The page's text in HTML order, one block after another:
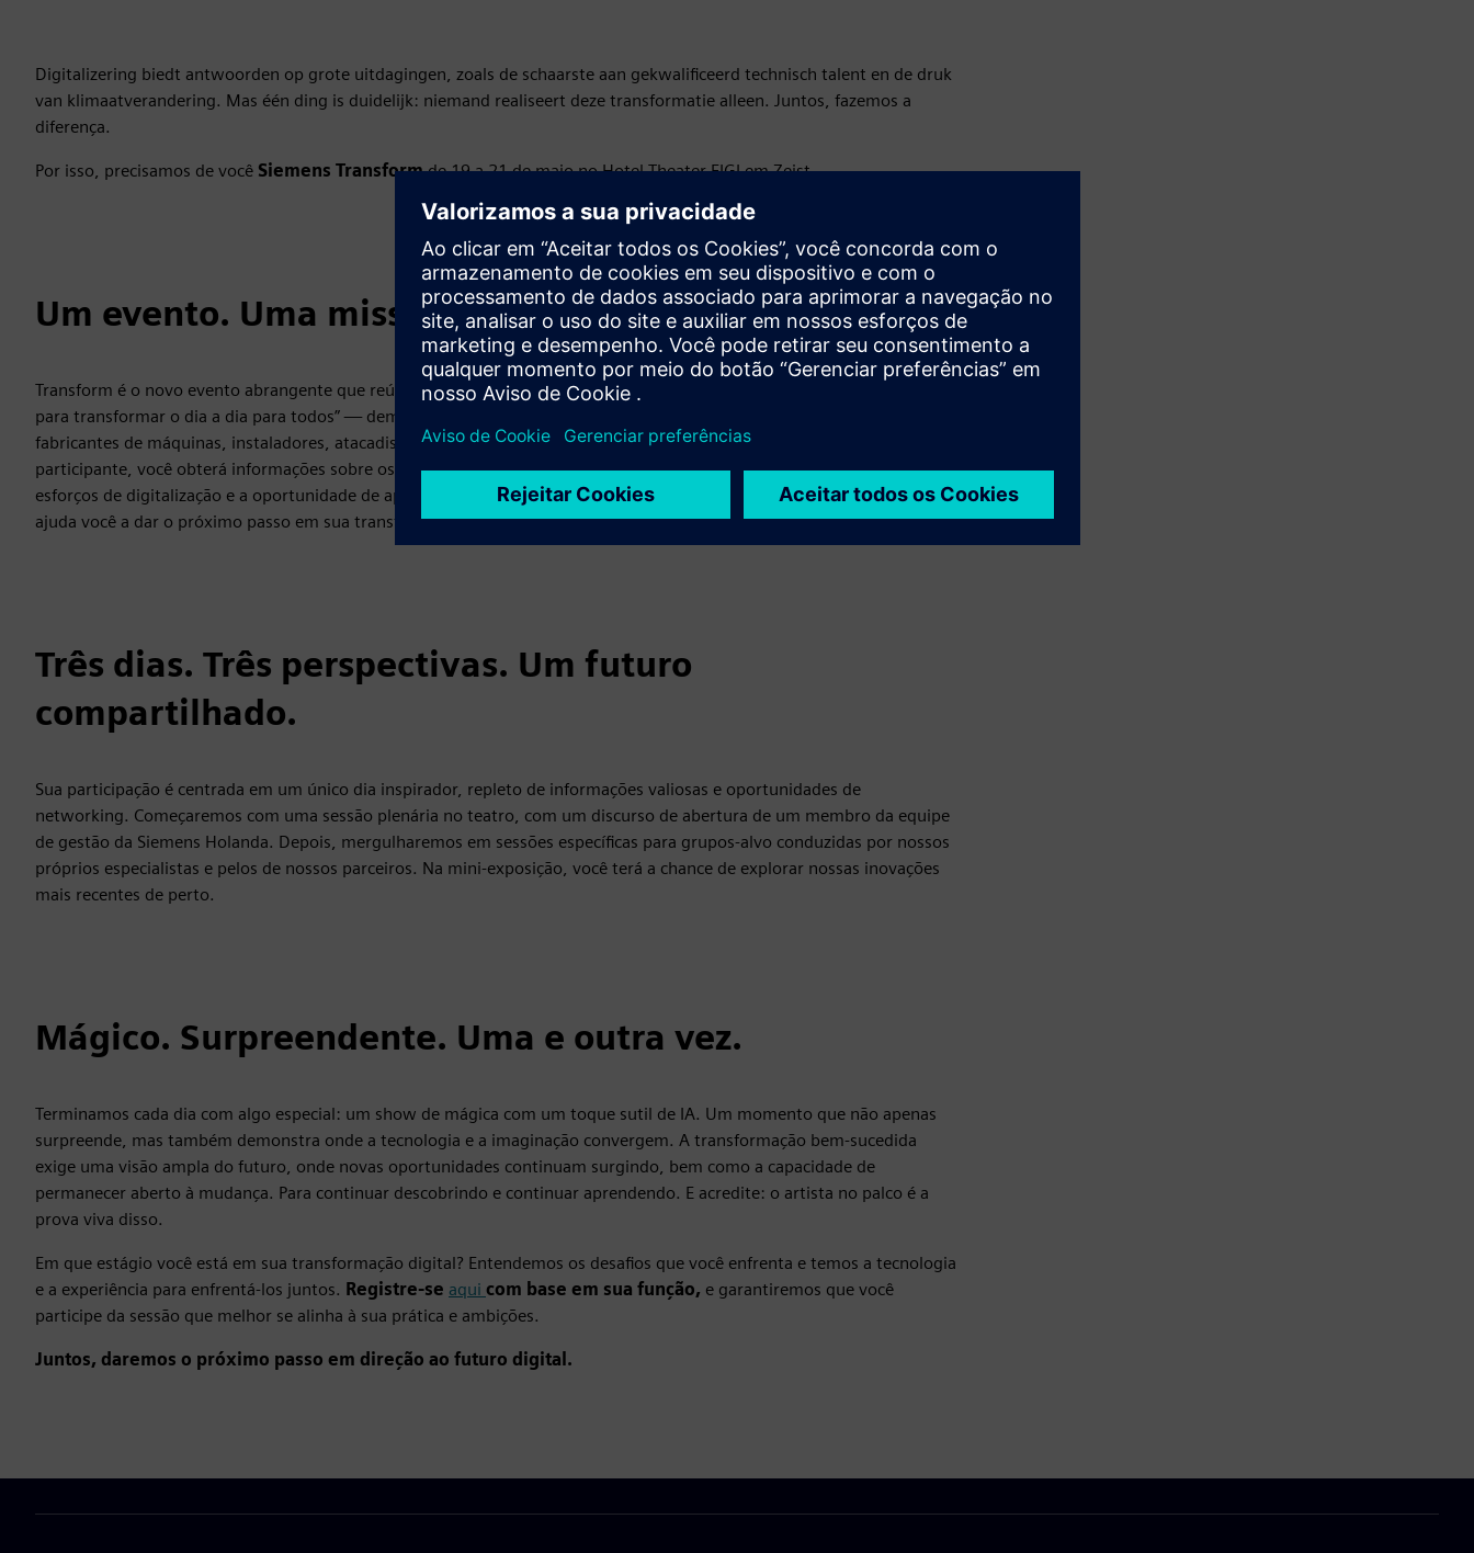
Digitalizering biedt antwoorden op grote uitdagingen, zoals de schaarste aan gekwalificeerd technisch talent en de druk
van klimaatverandering. Mas één ding is duidelijk: niemand realiseert deze transformatie alleen. Juntos, fazemos a
diferença.
Por isso, precisamos de você Siemens Transformde 19 a 21 de maio no Hotel Theater FIGI em Zeist.
Um evento. Uma missão. Impacto infinito.
Transform é o novo evento abrangente que reúne nossos eventos anteriores. Guiados por nossa missão — “tecnologia
para transformar o dia a dia para todos” — demonstramos como a inovação digital cria valor para a indústria,
fabricantes de máquinas, instaladores, atacadistas, parceiros e usuários finais. Esperamos 700 participantes. Como
participante, você obterá informações sobre os últimos desenvolvimentos, ferramentas práticas para promover seus
esforços de digitalização e a oportunidade de aprender com as experiências de outras pessoas. Dessa forma, o Transform
ajuda você a dar o próximo passo em sua transformação digital.
Três dias. Três perspectivas. Um futuro
compartilhado.
Sua participação é centrada em um único dia inspirador, repleto de informações valiosas e oportunidades de
networking. Começaremos com uma sessão plenária no teatro, com um discurso de abertura de um membro da equipe
de gestão da Siemens Holanda. Depois, mergulharemos em sessões específicas para grupos-alvo conduzidas por nossos
próprios especialistas e pelos de nossos parceiros. Na mini-exposição, você terá a chance de explorar nossas inovações
mais recentes de perto.
Mágico. Surpreendente. Uma e outra vez.
Terminamos cada dia com algo especial: um show de mágica com um toque sutil de IA. Um momento que não apenas
surpreende, mas também demonstra onde a tecnologia e a imaginação convergem. A transformação bem-sucedida
exige uma visão ampla do futuro, onde novas oportunidades continuam surgindo, bem como a capacidade de
permanecer aberto à mudança. Para continuar descobrindo e continuar aprendendo. E acredite: o artista no palco é a
prova viva disso.
Em que estágio você está em sua transformação digital? Entendemos os desafios que você enfrenta e temos a tecnologia
e a experiência para enfrentá-los juntos. Registre-se aqui com base em sua função, e garantiremos que você
participe da sessão que melhor se alinha à sua prática e ambições.
Juntos, daremos o próximo passo em direção ao futuro digital.